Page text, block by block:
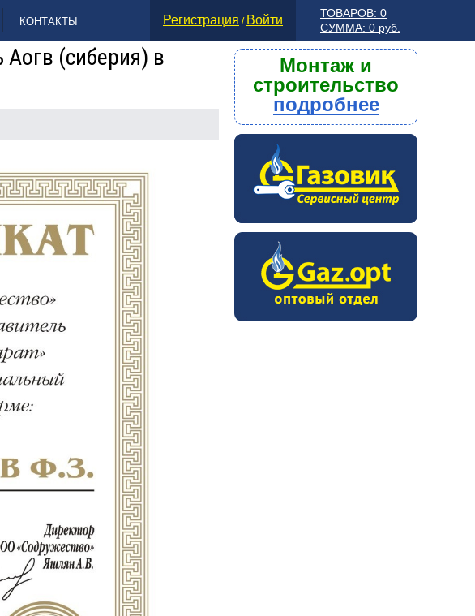
КОНТАКТЫ
ТОВАРОВ: 0
СУММА: 0 руб.
Регистрация / Войти
Аогв (сиберия) в
Монтаж и
строительство
подробнее